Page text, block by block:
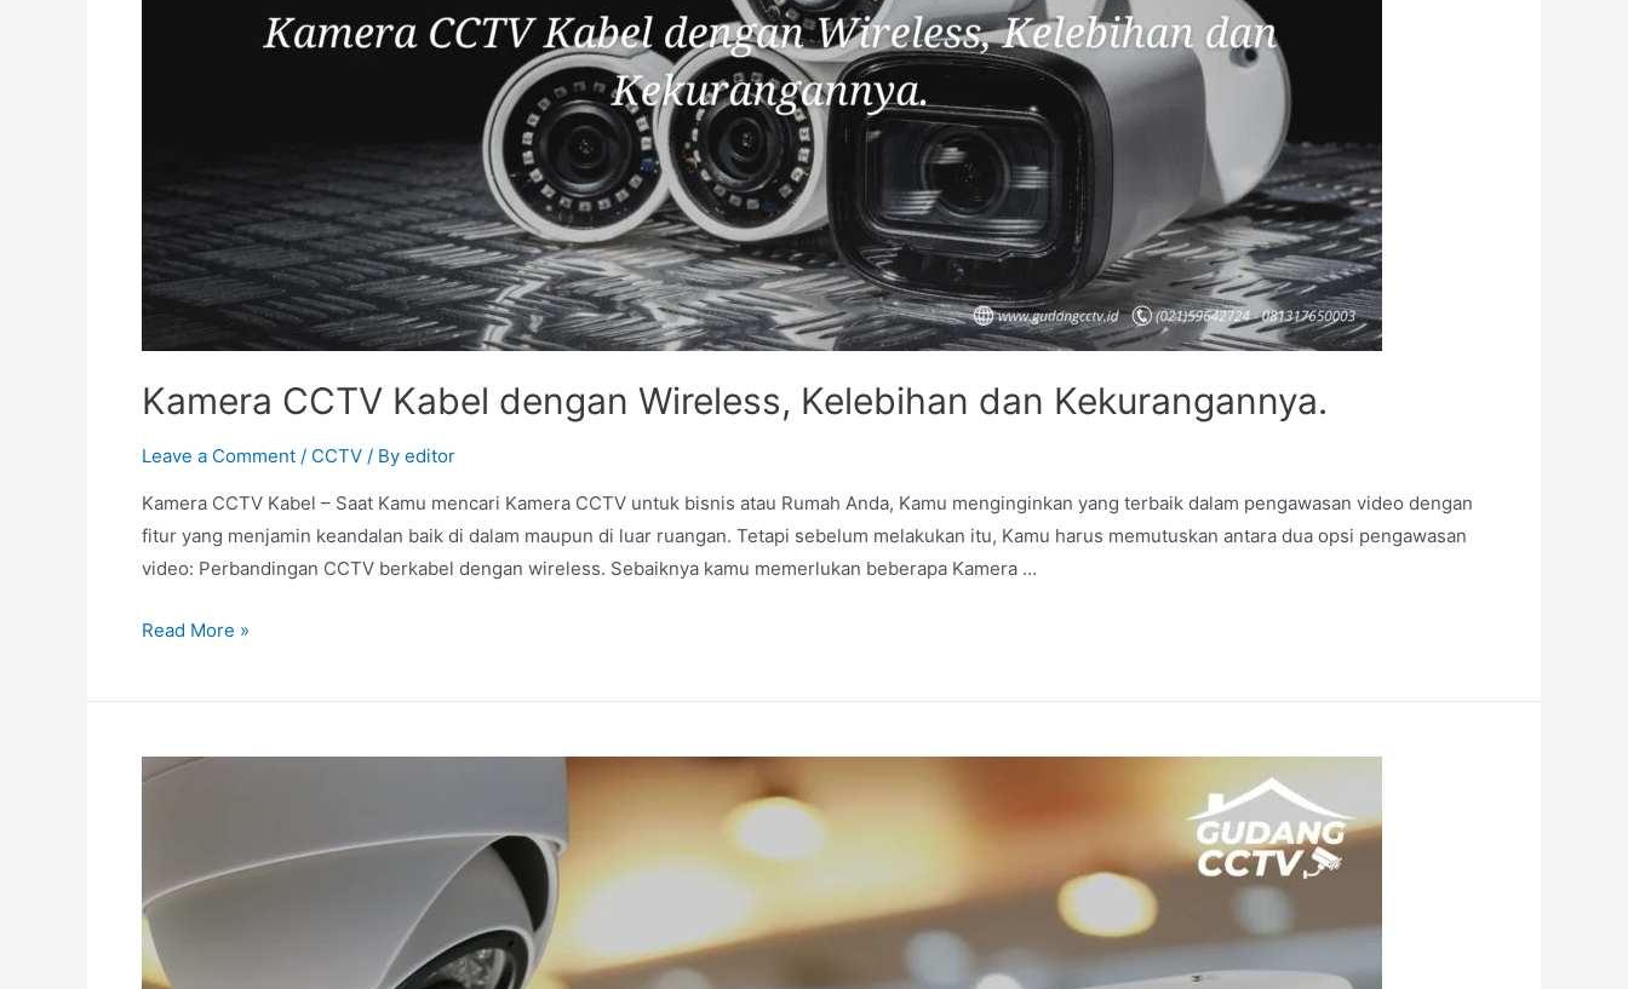
Kamera CCTV Kabel dengan Wireless, Kelebihan dan Kekurangannya.
Leave a Comment / CCTV / By editor
Kamera CCTV Kabel – Saat Kamu mencari Kamera CCTV untuk bisnis atau Rumah Anda, Kamu menginginkan yang terbaik dalam pengawasan video dengan
fitur yang menjamin keandalan baik di dalam maupun di luar ruangan. Tetapi sebelum melakukan itu, Kamu harus memutuskan antara dua opsi pengawasan
video: Perbandingan CCTV berkabel dengan wireless. Sebaiknya kamu memerlukan beberapa Kamera …
Read More »